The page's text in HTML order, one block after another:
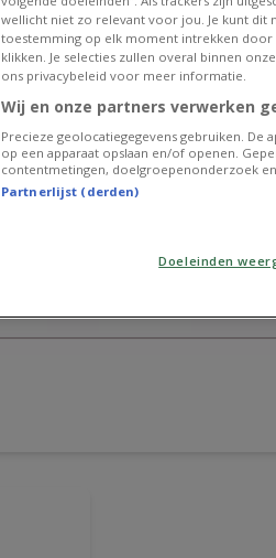
wellicht niet zo relevant voor jou. Je kunt dit
toestemming op elk moment intrekken door
klikken. Je selecties zullen overal binnen
ons privacybeleid voor meer informatie.
Wij en onze partners verwerken
Precieze geolocatiegegevens gebruiken. De
op een apparaat opslaan en/of openen.
contentmetingen, doelgroepenonderzoek
Partnerlijst (derden)
Doeleinden